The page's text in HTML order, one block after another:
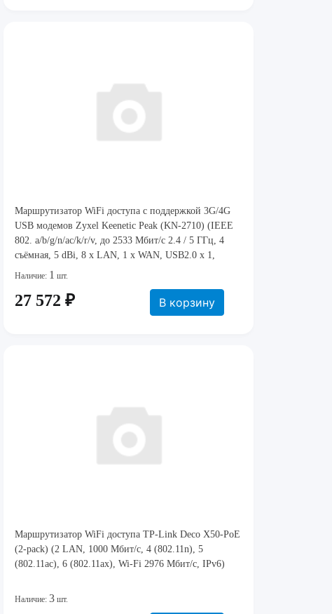
Маршрутизатор WiFi доступа с поддержкой 3G/4G
USB модемов Zyxel Keenetic Peak (KN-2710) (IEEE
802. a/b/g/n/ac/k/r/v, до 2533 Мбит/с 2.4 / 5 ГГц, 4
съёмная, 5 dBi, 8 x LAN, 1 x WAN, USB2.0 x 1,
USB3.0 x 1, 1 x SFP, Да, MU-MIMO 4x4) [ KN-2710 ]
Наличие: 1 шт.
27 572 ₽ В корзину
Маршрутизатор WiFi доступа TP-Link Deco X50-PoE
(2-pack) (2 LAN, 1000 Мбит/с, 4 (802.11n), 5
(802.11ac), 6 (802.11ax), Wi-Fi 2976 Мбит/с, IPv6)
Наличие: 3шт.